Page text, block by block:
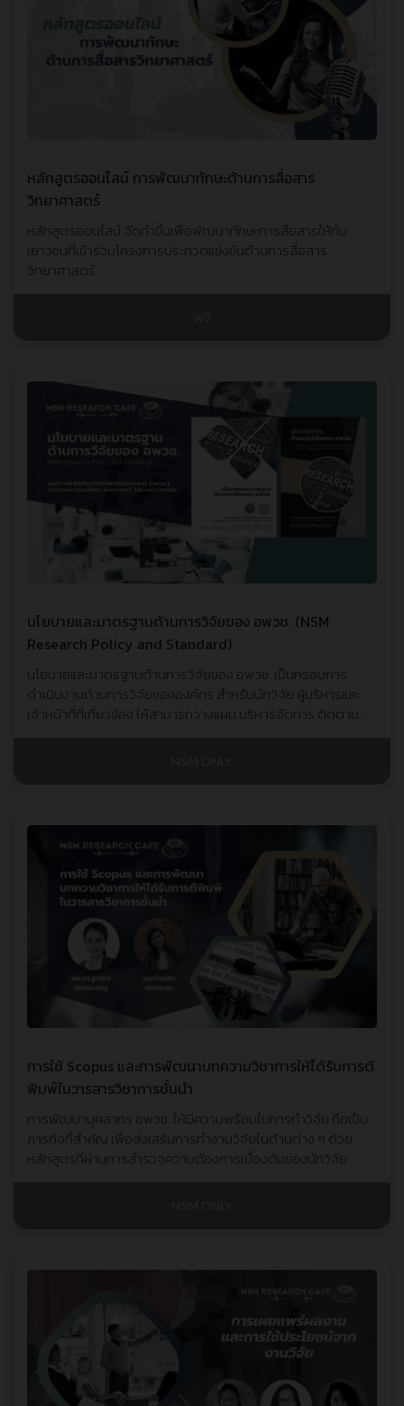
หลักสูตรออนไลน์ การพัฒนาทักษะด้านการสื่อสาร
วิทยาศาสตร์
หลักสูตรออนไลน์ จัดทำขึ้นเพื่อพัฒนาทักษะการสื่อสารให้กับ
เยาวชนที่เข้าร่วมโครงการประกวดแข่งขันด้านการสื่อสาร
วิทยาศาสตร์
นโยบายและมาตรฐานด้านการวิจัยของ อพวช. (NSM
Research Policy and Standard)
นโยบายและมาตรฐานด้านการวิจัยของ อพวช. เป็นกรอบการ
ดำเนินงานด้านการวิจัยขององค์กร สำหรับนักวิจัย ผู้บริหารและ
เจ้าหน้าที่ที่เกี่ยวข้อง ให้สามารถวางแผน บริหารจัดการ ติดตาม
การใช้ Scopus และการพัฒนาบทความวิชาการให้ได้รับการตี
พิมพ์ในวารสารวิชาการชั้นนำ
การพัฒนาบุคลากร อพวช. ให้มีความพร้อมในการทำวิจัย ถือเป็น
ภารกิจที่สำคัญ เพื่อส่งเสริมการทำงานวิจัยในด้านต่าง ๆ ด้วย
หลักสูตรที่ผ่านการสำรวจความต้องการเบื้องต้นของนักวิจัย